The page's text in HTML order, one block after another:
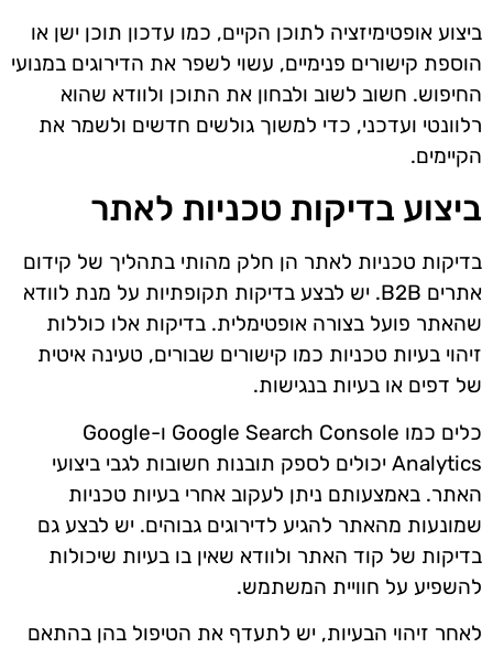
ביצוע אופטימיזציה לתוכן הקיים, כמו עדכון תוכן ישן או
הוספת קישורים פנימיים, עשוי לשפר את הדירוגים במנועי
החיפוש. חשוב לשוב ולבחון את התוכן ולוודא שהוא
רלוונטי ועדכני, כדי למשוך גולשים חדשים ולשמר את
הקיימים.
ביצוע בדיקות טכניות לאתר
בדיקות טכניות לאתר הן חלק מהותי בתהליך של קידום
אתרים B2B. יש לבצע בדיקות תקופתיות על מנת לוודא
שהאתר פועל בצורה אופטימלית. בדיקות אלו כוללות
זיהוי בעיות טכניות כמו קישורים שבורים, טעינה איטית
של דפים או בעיות בנגישות.
כלים כמו Google Search Console ו-Google
Analytics יכולים לספק תובנות חשובות לגבי ביצועי
האתר. באמצעותם ניתן לעקוב אחרי בעיות טכניות
שמונעות מהאתר להגיע לדירוגים גבוהים. יש לבצע גם
בדיקות של קוד האתר ולוודא שאין בו בעיות שיכולות
להשפיע על חוויית המשתמש.
לאחר זיהוי הבעיות, יש לתעדף את הטיפול בהן בהתאם